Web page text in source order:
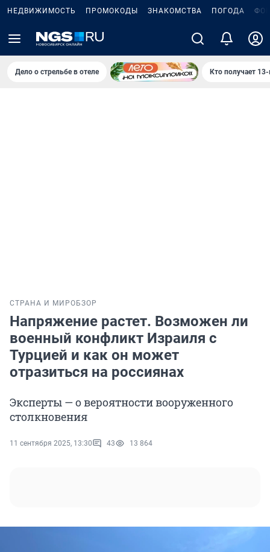
НЕДВИЖИМОСТЬ ПРОМОКОДЫ ЗНАКОМСТВА ПОГОДА
Дело о стрельбе в отеле Кто получает
СТРАНА И МИРОБЗОР
Напряжение растет. Возможен ли
военный конфликт Израиля с
Турцией и как он может
отразиться на россиянах
Эксперты — о вероятности вооруженного
столкновения
11 сентября 2025, 13:30 43 13 864